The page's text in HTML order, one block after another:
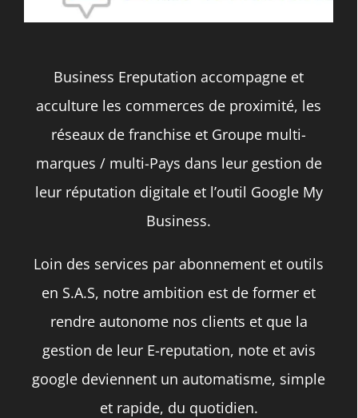
Business Ereputation accompagne et
acculture les commerces de proximité, les
réseaux de franchise et Groupe multi-
marques / multi-Pays dans leur gestion de
leur réputation digitale et l’outil Google My
Business.
Loin des services par abonnement et outils
en S.A.S, notre ambition est de former et
rendre autonome nos clients et que la
gestion de leur E-reputation, note et avis
google deviennent un automatisme, simple
et rapide, du quotidien.